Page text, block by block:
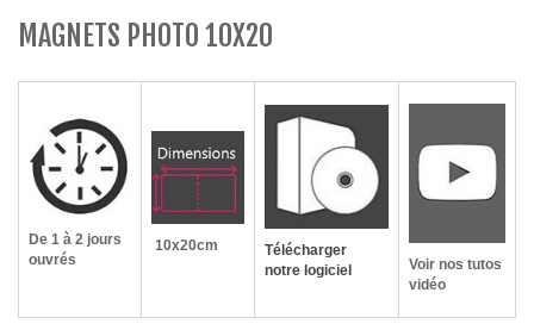
MAGNETS PHOTO 10X20
De 1 à 2 jours
ouvrés
10x20cm
Télécharger
notre logiciel
Voir nos tutos
vidéo